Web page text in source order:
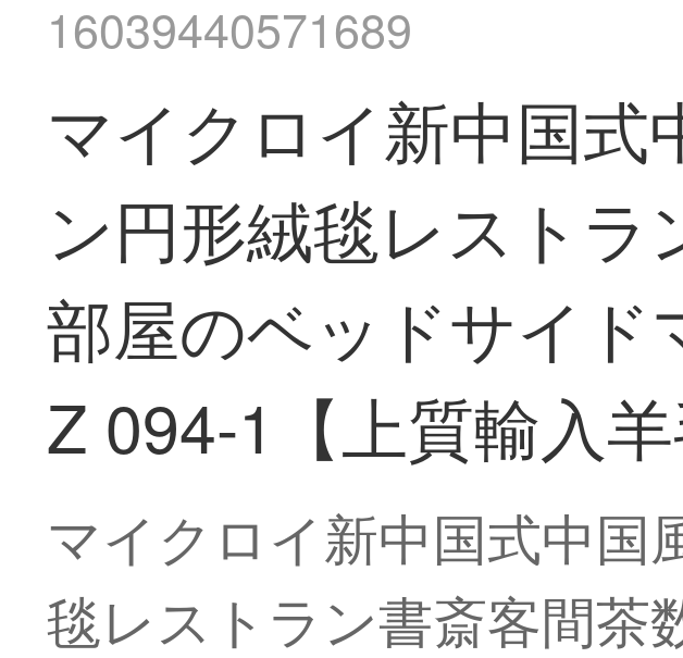
16039440571689
マイクロイ新中国式
ン円形絨毯レストラ
部屋のベッドサイド
Z 094-1【上質輸入
マイクロイ新中国式中国
毯レストラン書斎客間茶